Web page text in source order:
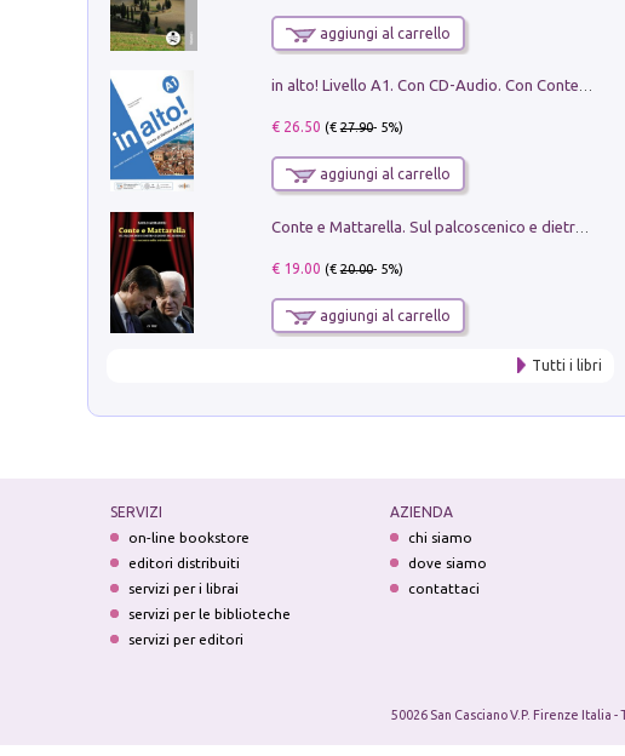
aggiungi al carrello
in alto! Livello A1. Con CD-Audio. Con Contenuto digitale per accesso on line
€ 26.50 (€27.90- 5%)
aggiungi al carrello
Conte e Mattarella. Sul palcoscenico e dietro le quinte del Quirinale. Un racconto sulle istituzioni
€ 19.00 (€20.00- 5%)
aggiungi al carrello
Tutti i libri
SERVIZI
on-line bookstore
editori distribuiti
servizi per i librai
servizi per le biblioteche
servizi per editori
AZIENDA
chi siamo
dove siamo
contattaci
50026 San Casciano V.P. Firenze Italia -